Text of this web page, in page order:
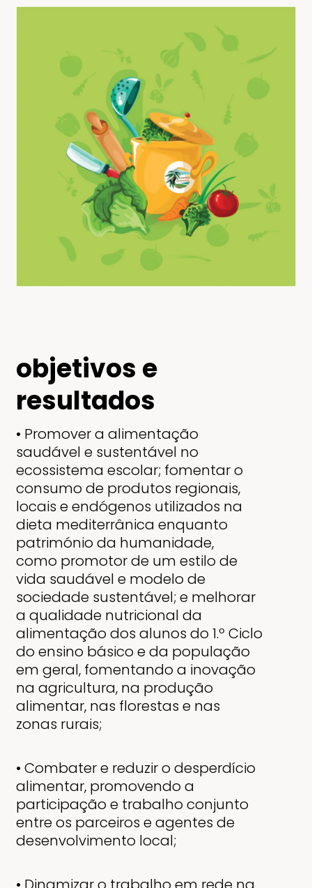
objetivos e
resultados
• Promover a alimentação
saudável e sustentável no
ecossistema escolar; fomentar o
consumo de produtos regionais,
locais e endógenos utilizados na
dieta mediterrânica enquanto
património da humanidade,
como promotor de um estilo de
vida saudável e modelo de
sociedade sustentável; e melhorar
a qualidade nutricional da
alimentação dos alunos do 1.º Ciclo
do ensino básico e da população
em geral, fomentando a inovação
na agricultura, na produção
alimentar, nas florestas e nas
zonas rurais;
• Combater e reduzir o desperdício
alimentar, promovendo a
participação e trabalho conjunto
entre os parceiros e agentes de
desenvolvimento local;